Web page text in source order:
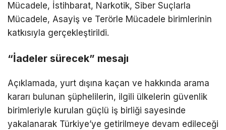
Mücadele, İstihbarat, Narkotik, Siber Suçlarla
Mücadele, Asayiş ve Terörle Mücadele birimlerinin
katkısıyla gerçekleştirildi.
“İadeler sürecek” mesajı
Açıklamada, yurt dışına kaçan ve hakkında arama
kararı bulunan şüphelilerin, ilgili ülkelerin güvenlik
birimleriyle kurulan güçlü iş birliği sayesinde
yakalanarak Türkiye’ye getirilmeye devam edileceği